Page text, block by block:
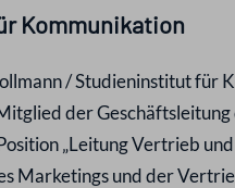
Kommunikation
/ Studieninstitut für
der Geschäftsleitung
„Leitung Vertrieb
Marketings und der